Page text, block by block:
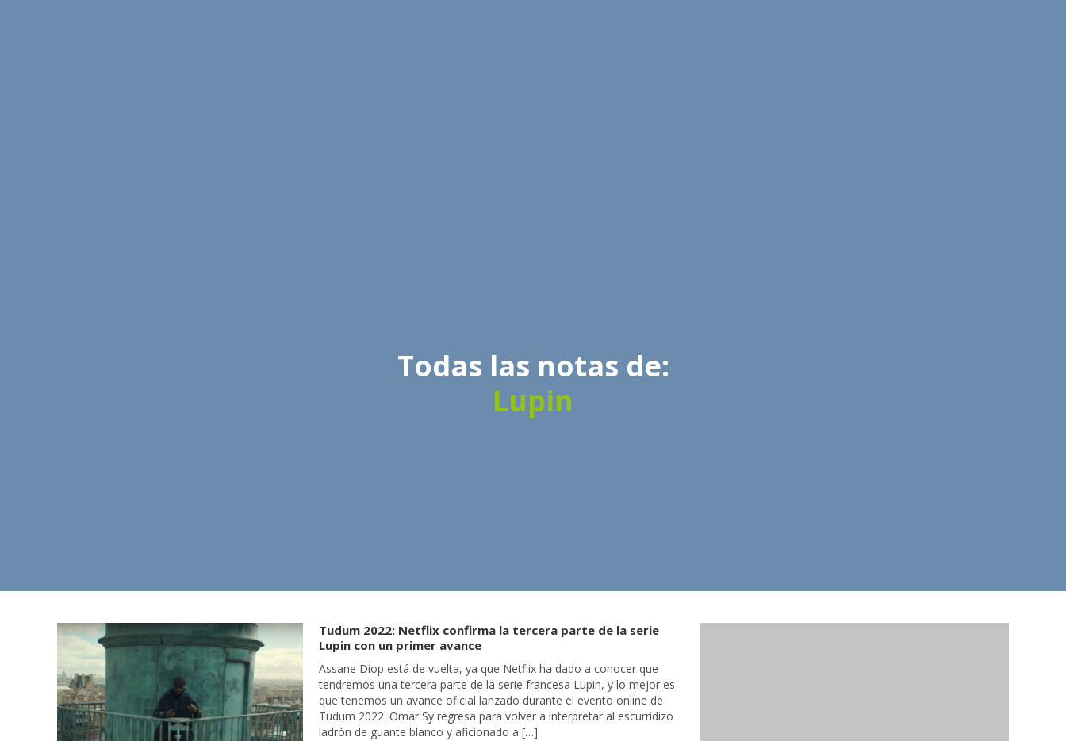
Todas las notas de:
Lupin
Tudum 2022: Netflix confirma la tercera parte de la serie
Lupin con un primer avance
Assane Diop está de vuelta, ya que Netflix ha dado a conocer que
tendremos una tercera parte de la serie francesa Lupin, y lo mejor es
que tenemos un avance oficial lanzado durante el evento online de
Tudum 2022. Omar Sy regresa para volver a interpretar al escurridizo
ladrón de guante blanco y aficionado a […]